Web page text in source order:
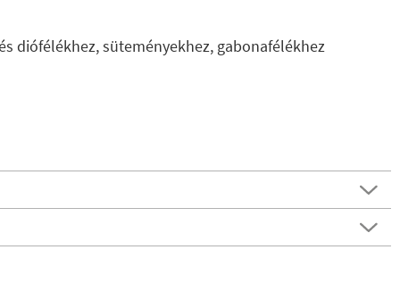
diófélékhez, süteményekhez, gabonafélékhez